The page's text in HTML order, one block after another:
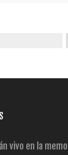
vivo en la